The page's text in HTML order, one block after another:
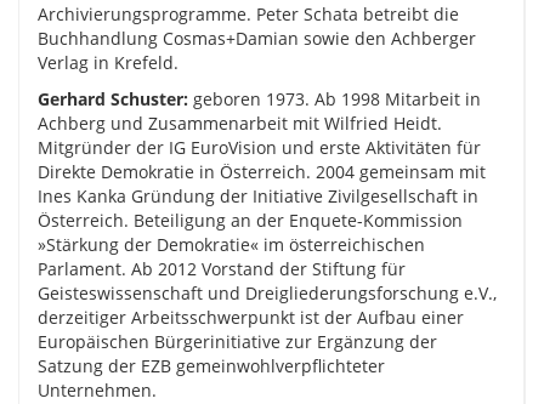
Archivierungsprogramme. Peter Schata betreibt die
Buchhandlung Cosmas+Damian sowie den Achberger
Verlag in Krefeld.
Gerhard Schuster: geboren 1973. Ab 1998 Mitarbeit in
Achberg und Zusammenarbeit mit Wilfried Heidt.
Mitgründer der IG EuroVision und erste Aktivitäten für
Direkte Demokratie in Österreich. 2004 gemeinsam mit
Ines Kanka Gründung der Initiative Zivilgesellschaft in
Österreich. Beteiligung an der Enquete-Kommission
»Stärkung der Demokratie« im österreichischen
Parlament. Ab 2012 Vorstand der Stiftung für
Geisteswissenschaft und Dreigliederungsforschung e.V.,
derzeitiger Arbeitsschwerpunkt ist der Aufbau einer
Europäischen Bürgerinitiative zur Ergänzung der
Satzung der EZB gemeinwohlverpflichteter
Unternehmen.